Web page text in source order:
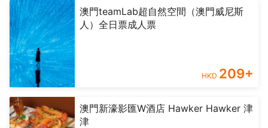
澳門teamLab超自然空間（澳門威尼斯
人）全日票成人票
HKD 209+
澳門新濠影匯W酒店 Hawker Hawker 津
津